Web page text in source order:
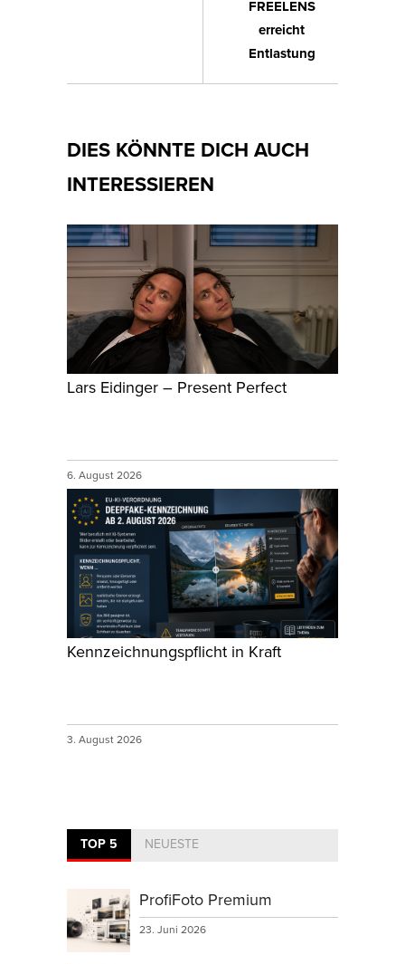
FREELENS
erreicht
Entlastung
DIES KÖNNTE DICH AUCH
INTERESSIEREN
Lars Eidinger – Present Perfect
6. August 2026
Kennzeichnungspflicht in Kraft
3. August 2026
TOP 5 NEUESTE
ProfiFoto Premium
23. Juni 2026